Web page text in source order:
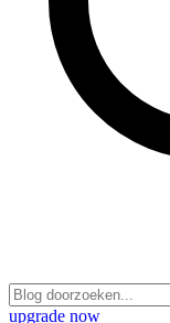
upgrade now